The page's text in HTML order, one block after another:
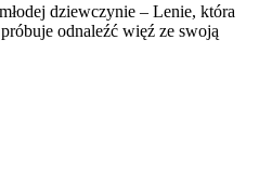
dziewczynie – Lenie, która
odnaleźć więź ze swoją